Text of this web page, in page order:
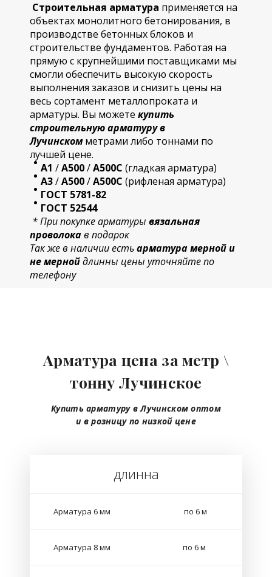
Строительная арматура применяется на
объектах монолитного бетонирования, в
производстве бетонных блоков и
строительстве фундаментов. Работая на
прямую с крупнейшими поставщиками мы
смогли обеспечить высокую скорость
выполнения заказов и снизить цены на
весь сортамент металлопроката и
арматуры. Вы можете купить
строительнуюарматуру в
Лучинскомметрами либо тоннами по
лучшей цене.
А1 /А500/А500С (гладкая арматура)
А3/А500/А500С (рифленая арматура)
ГОСТ 5781-82
ГОСТ 52544
* При покупке арматуры вязальная
проволокав подарок
Так же в наличии естьарматура мерной и
не мернойдлинны цены уточняйте по
телефону
Арматура цена за метр \
тонну Лучинское
Купить арматуру в Лучинскомоптом
и в розницу по низкой цене
длинна
Арматура 6 мм по 6 м
Арматура 8 мм по 6 м